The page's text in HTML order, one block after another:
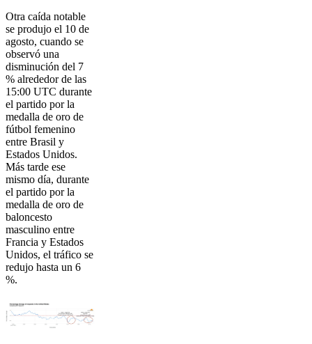
Otra caída notable
se produjo el 10 de
agosto, cuando se
observó una
disminución del 7
% alrededor de las
15:00 UTC durante
el partido por la
medalla de oro de
fútbol femenino
entre Brasil y
Estados Unidos.
Más tarde ese
mismo día, durante
el partido por la
medalla de oro de
baloncesto
masculino entre
Francia y Estados
Unidos, el tráfico se
redujo hasta un 6
%.